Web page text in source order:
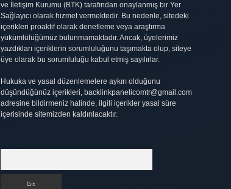
ve İletişim Kurumu (BTK) tarafından onaylanmış bir Yer
Sağlayıcı olarak hizmet vermektedir. Bu nedenle, sitedeki
içerikleri proaktif olarak denetleme veya araştırma
yükümlülüğümüz bulunmamaktadır. Ancak, üyelerimiz
yazdıkları içeriklerin sorumluluğunu taşımakta olup, siteye
üye olarak bu sorumluluğu kabul etmiş sayılırlar.
Hukuka ve yasal düzenlemelere aykırı olduğunu
düşündüğünüz içerikleri, backlinkpanelicomtr@gmail.com
adresine bildirmeniz halinde, ilgili içerikler yasal süre
içerisinde sitemizden kaldırılacaktır.